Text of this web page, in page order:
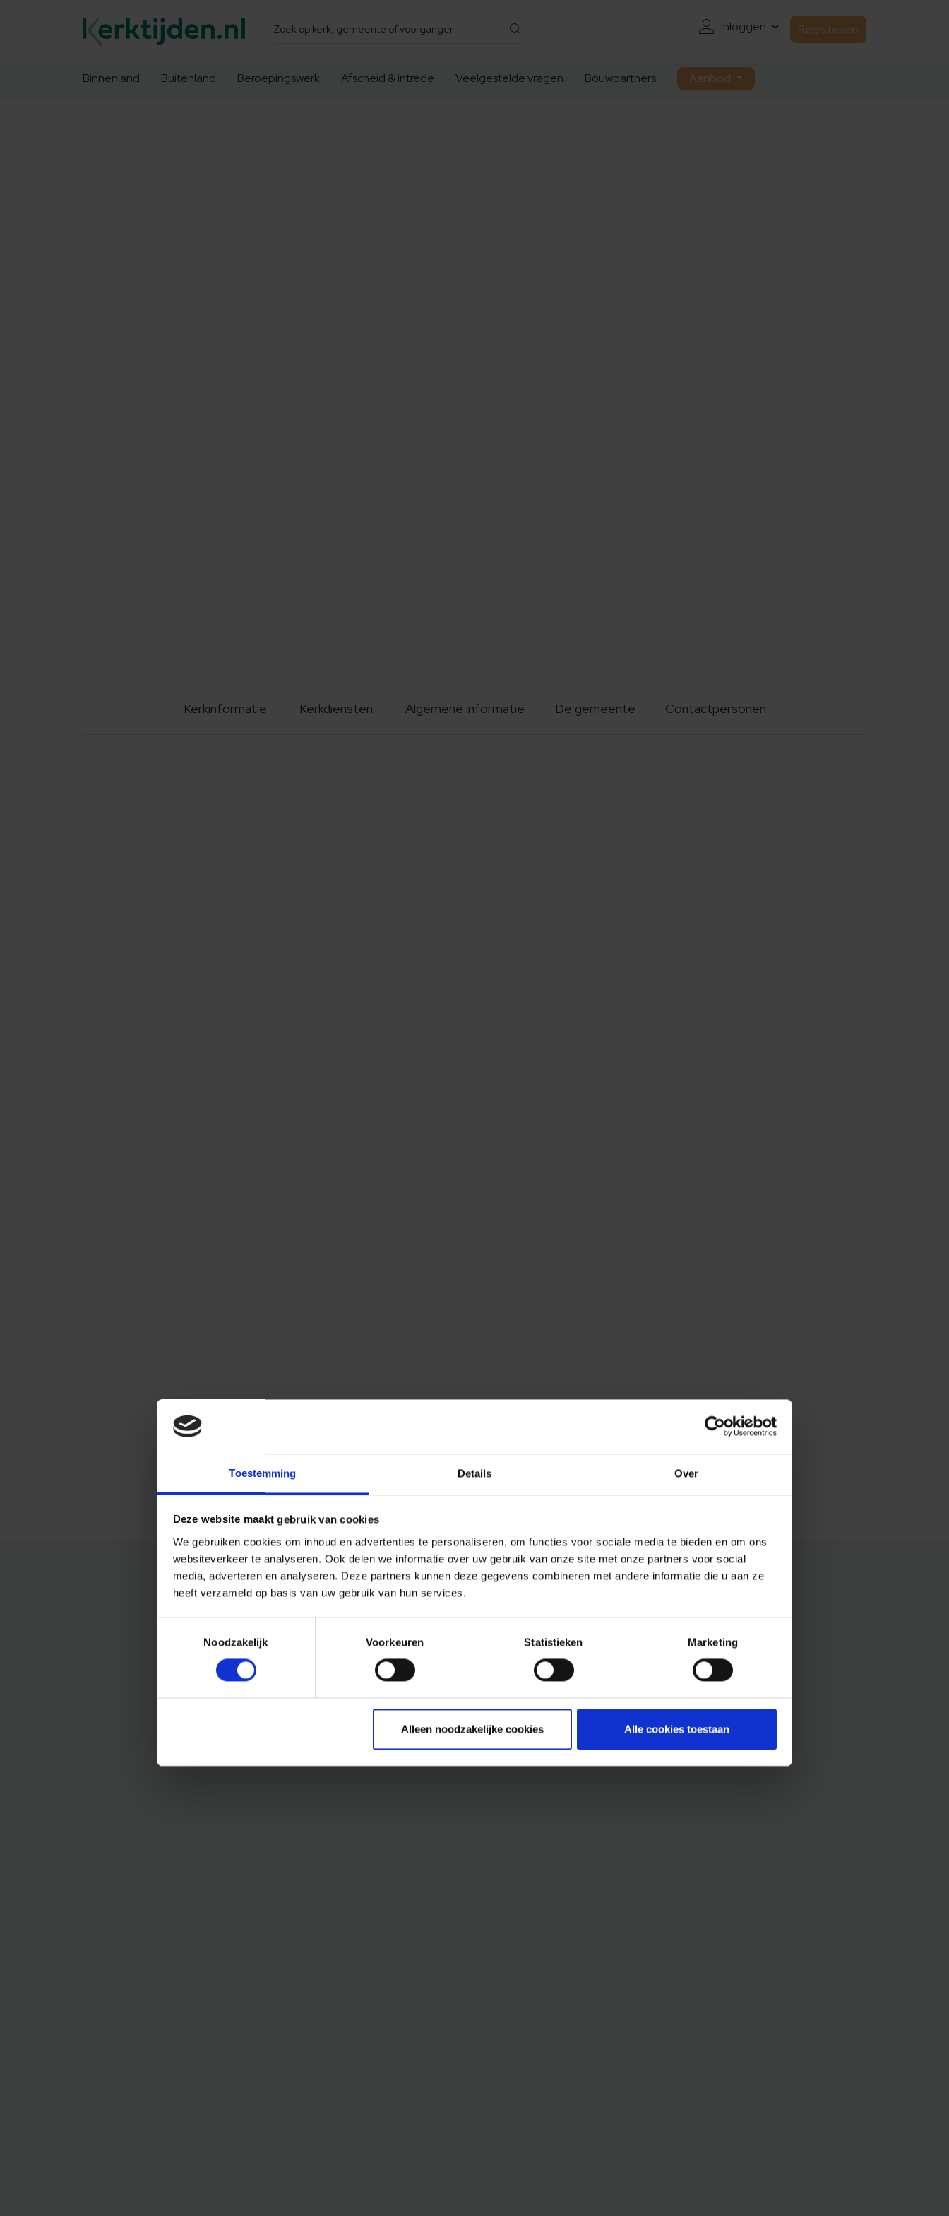
Toestemming Details Over
Deze website maakt gebruik van cookies
We gebruiken cookies om inhoud en advertenties te personaliseren, om functies voor sociale media te bieden en om ons
websiteverkeer te analyseren. Ook delen we informatie over uw gebruik van onze site met onze partners voor social
media, adverteren en analyseren. Deze partners kunnen deze gegevens combineren met andere informatie die u aan ze
heeft verzameld op basis van uw gebruik van hun services.
Noodzakelijk
Voorkeuren Statistieken Marketing
Alleen noodzakelijke cookies Alle cookies toestaan
Zoeken Inloggen Registreren
Binnenland Buitenland Beroepingswerk Afscheid & intrede Veelgestelde vragen Bouwpartners Aanbod
Kerkinformatie Kerkdiensten Algemene informatie De gemeente Contactpersonen